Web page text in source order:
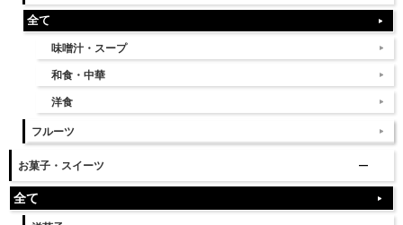
全て
味噌汁・スープ
和食・中華
洋食
フルーツ
お菓子・スイーツ
全て